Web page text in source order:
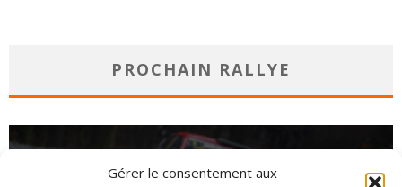
Gérer le consentement aux
PROCHAIN RALLYE